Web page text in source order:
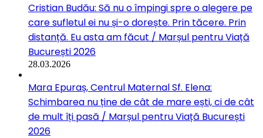
Cristian Budău: Să nu o împingi spre o alegere pe
care sufletul ei nu și-o dorește. Prin tăcere. Prin
distanță. Eu asta am făcut / Marșul pentru Viață
București 2026
28.03.2026
Mara Epuraș, Centrul Maternal Sf. Elena:
Schimbarea nu ține de cât de mare ești, ci de cât
de mult îți pasă / Marșul pentru Viață București
2026